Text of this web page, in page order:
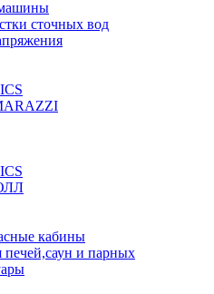
сточных вод
кабины
печей,саун и парных